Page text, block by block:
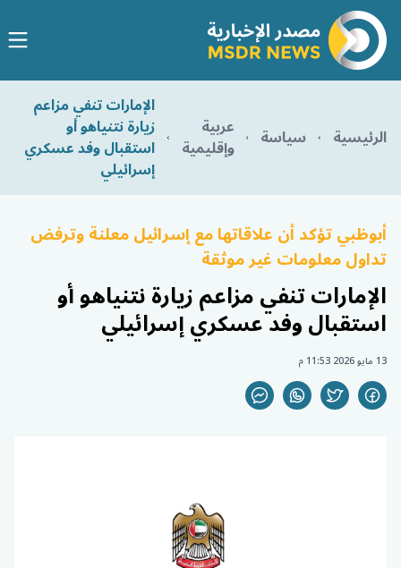
الرئيسية سياسة عربية
وإقليمية
الإمارات تنفي مزاعم
زيارة نتنياهو أو
استقبال وفد عسكري
إسرائيلي
أبوظبي تؤكد أن علاقاتها مع إسرائيل معلنة وترفض
تداول معلومات غير موثقة
الإمارات تنفي مزاعم زيارة نتنياهو أو
استقبال وفد عسكري إسرائيلي
13 مايو 2026 11:53 م